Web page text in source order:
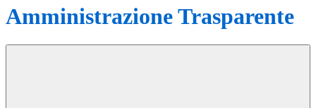
Amministrazione Trasparente